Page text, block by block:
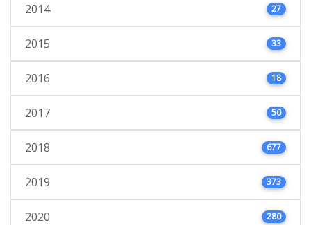
2014 27
2015 33
2016 18
2017 50
2018 677
2019 373
2020 280